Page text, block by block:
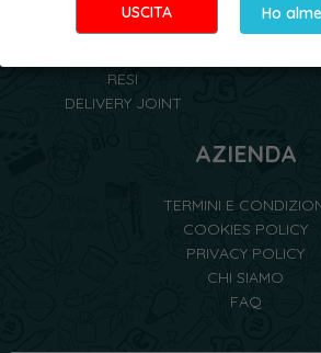
SPEDIZIONI
RESI
DELIVERY JOINT
I
AZIENDA
TERMINI E
COOKIES POLICY
PRIVACY POLICY
CHI SIAMO
FAQ
USCITA Ho